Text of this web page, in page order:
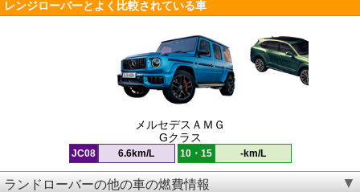
レンジローバーとよく比較されている車
メルセデスＡＭＧ
Gクラス
JC08 6.6km/L 10・15 -km/L
ランドローバーの他の車の燃費情報